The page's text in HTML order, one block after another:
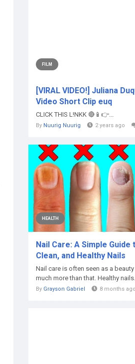
FILM
[VIRAL VIDEO!] Juliana
Video Short Clip euq
CLICK THIS L!NKK 🔴📱👉...
By Nuurig Nuurig 2 years ago
HEALTH
Nail Care: A Simple Guide
Clean, and Healthy Nails
Nail care is often seen as a
much more than that. Healthy
By Grayson Gabriel 8 months ago